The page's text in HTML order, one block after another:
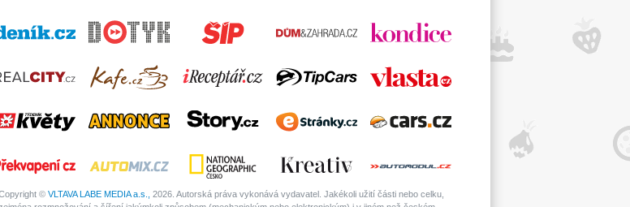
© VLTAVA LABE MEDIA a.s.,
2026. Autorská práva vykonává vydavatel. Jakékoli užití části nebo celku,